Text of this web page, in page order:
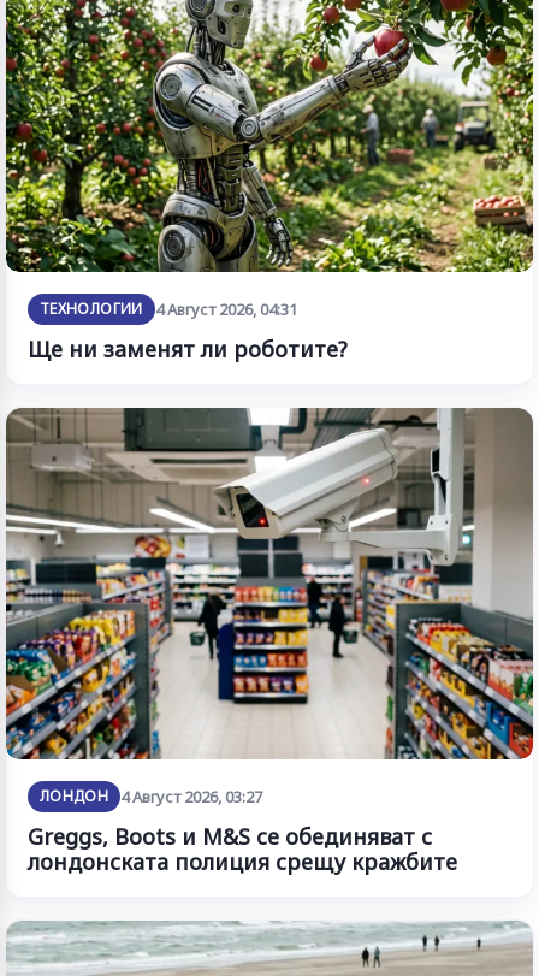
ТЕХНОЛОГИИ 4 Август 2026, 04:31
Ще ни заменят ли роботите?
ЛОНДОН 4 Август 2026, 03:27
Greggs, Boots и M&S се обединяват с
лондонската полиция срещу кражбите